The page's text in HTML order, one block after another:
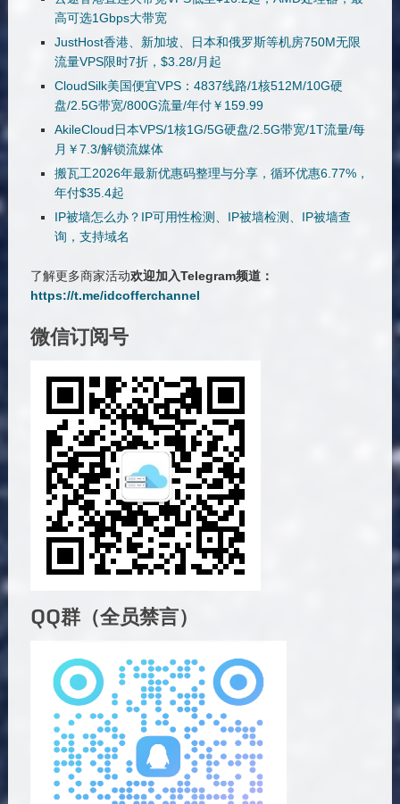
高可选1Gbps大带宽
JustHost香港、新加坡、日本和俄罗斯等机房750M无限
流量VPS限时7折，$3.28/月起
CloudSilk美国便宜VPS：4837线路/1核512M/10G硬
盘/2.5G带宽/800G流量/年付￥159.99
AkileCloud日本VPS/1核1G/5G硬盘/2.5G带宽/1T流量/每
月￥7.3/解锁流媒体
搬瓦工2026年最新优惠码整理与分享，循环优惠6.77%，
年付$35.4起
IP被墙怎么办？IP可用性检测、IP被墙检测、IP被墙查
询，支持域名
了解更多商家活动欢迎加入Telegram频道：
https://t.me/idcofferchannel
微信订阅号
QQ群（全员禁言）